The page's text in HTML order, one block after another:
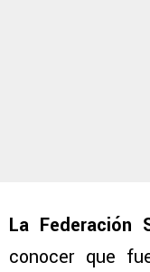
La Federación
conocer que